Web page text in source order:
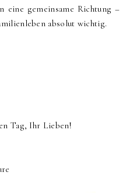
eine gemeinsame Richtung –
absolut wichtig.
Tag, Ihr Lieben!